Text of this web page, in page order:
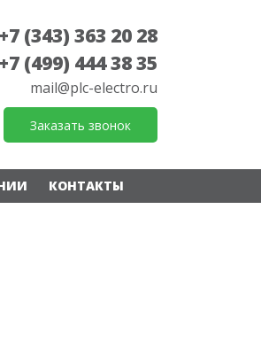
+7 (343) 363 20 28
+7 (499) 444 38 35
mail@plc-electro.ru
Заказать звонок
КОНТАКТЫ